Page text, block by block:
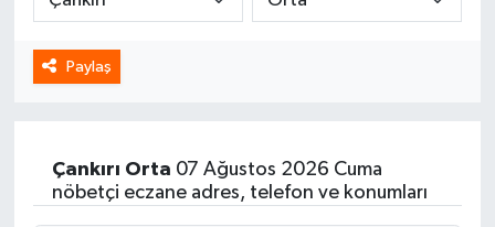
Paylaş
Çankırı Orta 07 Ağustos 2026 Cuma
nöbetçi eczane adres, telefon ve konumları